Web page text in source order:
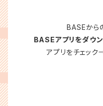
BASEから
BASEアプリをダウ
アプリをチェック